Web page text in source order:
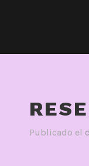
Publicado el